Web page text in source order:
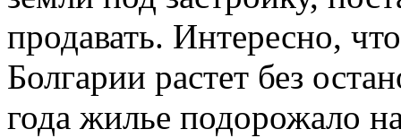
продавать. Интересно,
Болгарии растет без
года жилье подорожало